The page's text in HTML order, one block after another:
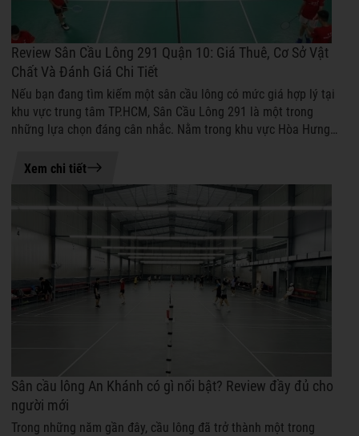
18-06-2026 13:58
Review Sân Cầu Lông 291 Quận 10: Giá Thuê, Cơ Sở Vật
Chất Và Đánh Giá Chi Tiết
Nếu bạn đang tìm kiếm một sân cầu lông có mức giá hợp lý tại
khu vực trung tâm TP.HCM, Sân Cầu Lông 291 là một trong
những lựa chọn đáng cân nhắc. Nằm trong khu vực Hòa Hưng
Xem chi tiết
Sân cầu lông An Khánh có gì nổi bật? Review đầy đủ cho
người mới
Trong những năm gần đây, cầu lông đã trở thành một trong